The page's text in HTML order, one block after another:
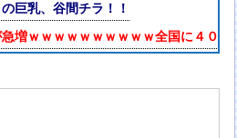
巨乳、谷間チラ！！
増ｗｗｗｗｗｗｗｗｗｗ全国に４００